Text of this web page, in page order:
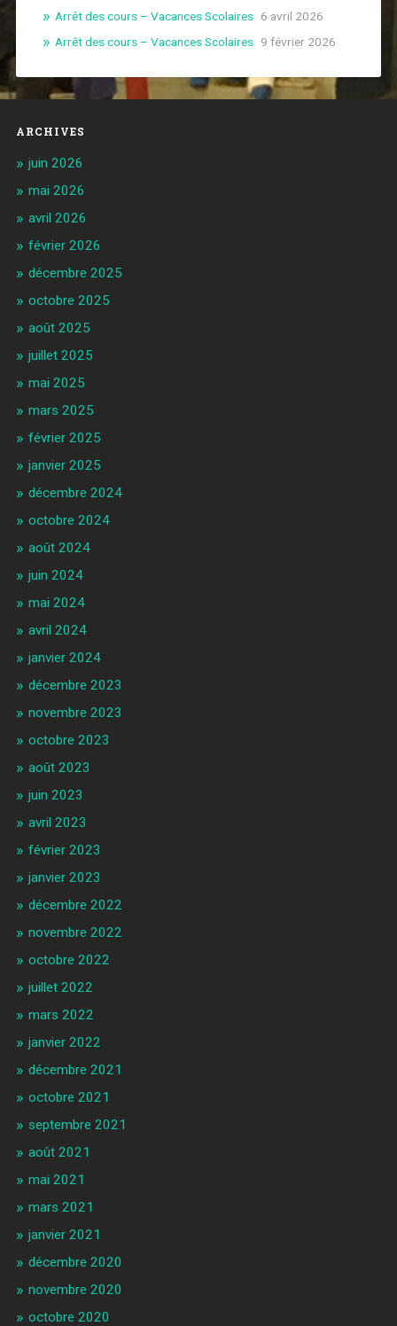
Arrêt des cours – Vacances Scolaires 6 avril 2026
Arrêt des cours – Vacances Scolaires 9 février 2026
ARCHIVES
juin 2026
mai 2026
avril 2026
février 2026
décembre 2025
octobre 2025
août 2025
juillet 2025
mai 2025
mars 2025
février 2025
janvier 2025
décembre 2024
octobre 2024
août 2024
juin 2024
mai 2024
avril 2024
janvier 2024
décembre 2023
novembre 2023
octobre 2023
août 2023
juin 2023
avril 2023
février 2023
janvier 2023
décembre 2022
novembre 2022
octobre 2022
juillet 2022
mars 2022
janvier 2022
décembre 2021
octobre 2021
septembre 2021
août 2021
mai 2021
mars 2021
janvier 2021
décembre 2020
novembre 2020
octobre 2020